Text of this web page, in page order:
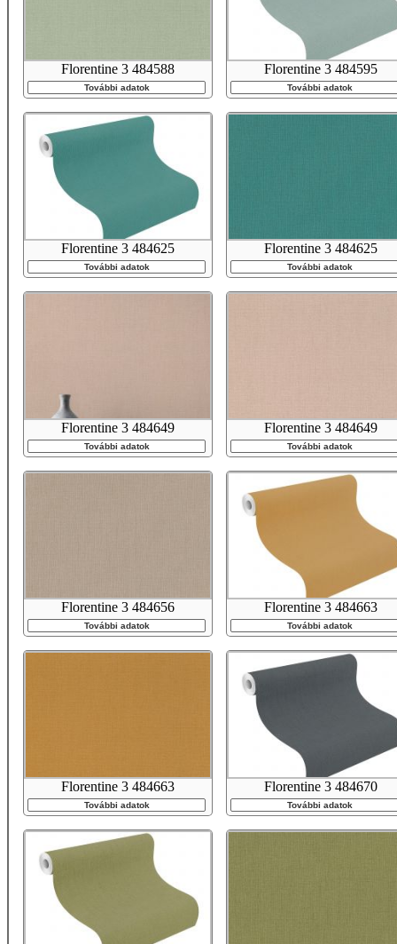
Florentine 3 484588
További adatok
Florentine 3 484595
További adatok
Florentine 3 484625
További adatok
Florentine 3 484625
További adatok
Florentine 3 484649
További adatok
Florentine 3 484649
További adatok
Florentine 3 484656
További adatok
Florentine 3 484663
További adatok
Florentine 3 484663
További adatok
Florentine 3 484670
További adatok